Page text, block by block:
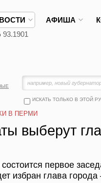
АФИША
93.1901
ИСКАТЬ ТОЛЬКО В ЭТОЙ
В ПЕРМИ
выберут
первое
избран глава